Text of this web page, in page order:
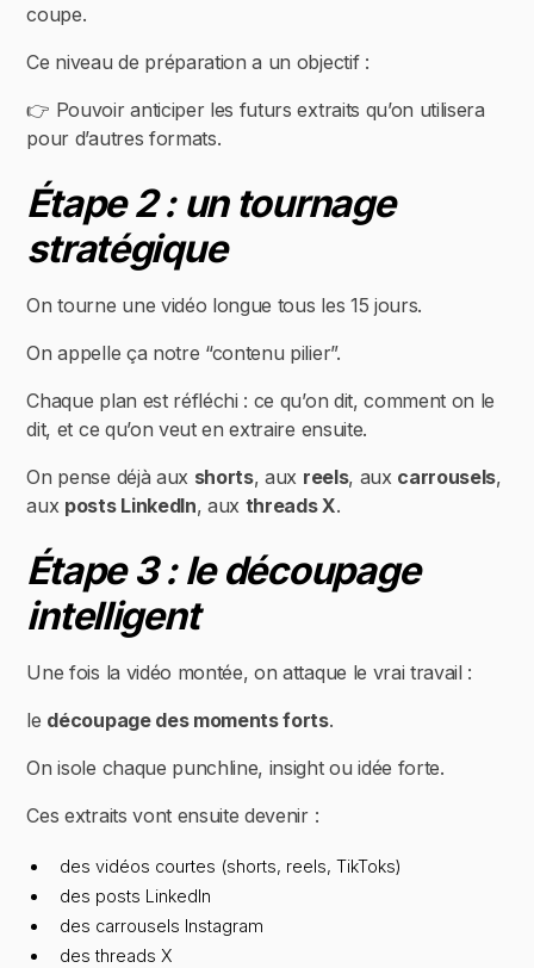
coupe.
Ce niveau de préparation a un objectif :
👉 Pouvoir anticiper les futurs extraits qu’on utilisera
pour d’autres formats.
Étape 2 : un tournage
stratégique
On tourne une vidéo longue tous les 15 jours.
On appelle ça notre “contenu pilier”.
Chaque plan est réfléchi : ce qu’on dit, comment on le
dit, et ce qu’on veut en extraire ensuite.
On pense déjà aux shorts, aux reels, aux carrousels,
aux posts LinkedIn, aux threads X.
Étape 3 : le découpage
intelligent
Une fois la vidéo montée, on attaque le vrai travail :
le découpage des moments forts.
On isole chaque punchline, insight ou idée forte.
Ces extraits vont ensuite devenir :
des vidéos courtes (shorts, reels, TikToks)
des posts LinkedIn
des carrousels Instagram
des threads X